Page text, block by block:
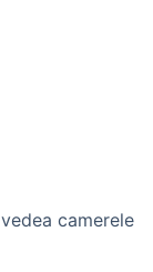
camerele